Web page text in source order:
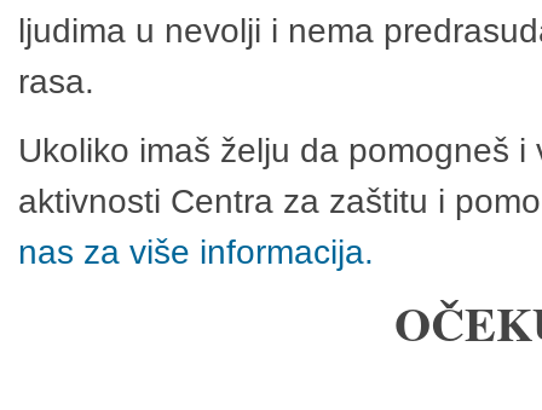
ljudima u nevolji i nema
rasa.
Ukoliko imaš želju da pomogneš
aktivnosti Centra za zaštitu i
nas za više informacija.